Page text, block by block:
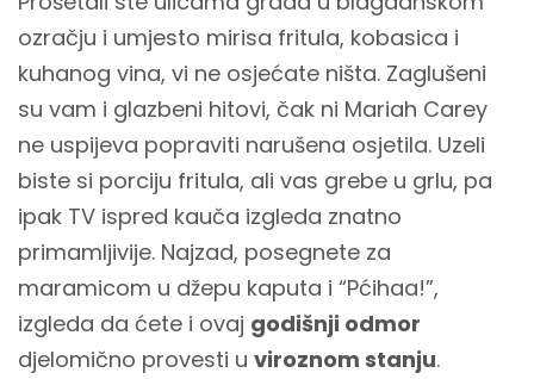
ozračju i umjesto mirisa fritula, kobasica i
kuhanog vina, vi ne osjećate ništa. Zaglušeni
su vam i glazbeni hitovi, čak ni Mariah Carey
ne uspijeva popraviti narušena osjetila. Uzeli
biste si porciju fritula, ali vas grebe u grlu, pa
ipak TV ispred kauča izgleda znatno
primamljivije. Najzad, posegnete za
maramicom u džepu kaputa i “Pćihaa!”,
izgleda da ćete i ovaj godišnji odmor
djelomično provesti u viroznom stanju.